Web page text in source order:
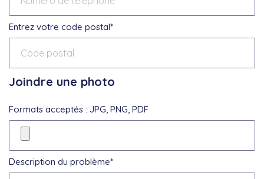
Entrez votre code postal*
Joindre une photo
Formats acceptés : JPG, PNG, PDF
Description du problème*